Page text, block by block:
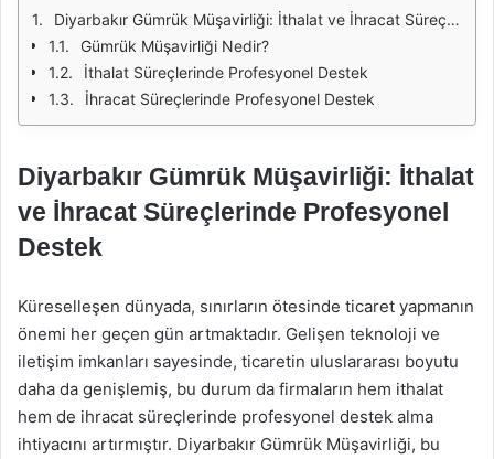
Diyarbakır Gümrük Müşavirliği: İthalat ve İhracat Süreçlerinde Profesyonel Destek
Gümrük Müşavirliği Nedir?
İthalat Süreçlerinde Profesyonel Destek
İhracat Süreçlerinde Profesyonel Destek
Diyarbakır Gümrük Müşavirliği: İthalat
ve İhracat Süreçlerinde Profesyonel
Destek
Küreselleşen dünyada, sınırların ötesinde ticaret yapmanın
önemi her geçen gün artmaktadır. Gelişen teknoloji ve
iletişim imkanları sayesinde, ticaretin uluslararası boyutu
daha da genişlemiş, bu durum da firmaların hem ithalat
hem de ihracat süreçlerinde profesyonel destek alma
ihtiyacını artırmıştır. Diyarbakır Gümrük Müşavirliği, bu